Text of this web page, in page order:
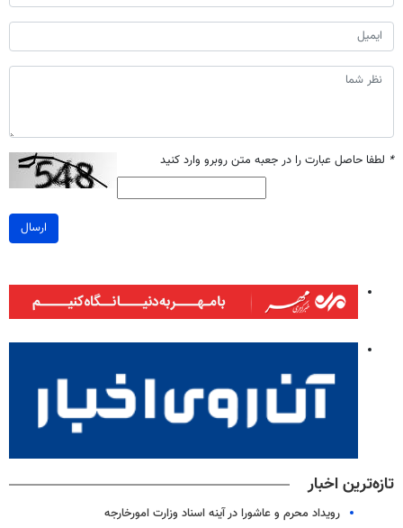
* لطفا حاصل عبارت را در جعبه متن روبرو وارد کنید
ارسال
تازه‌ترین اخبار
رویداد محرم و عاشورا در آینه اسناد وزارت امورخارجه